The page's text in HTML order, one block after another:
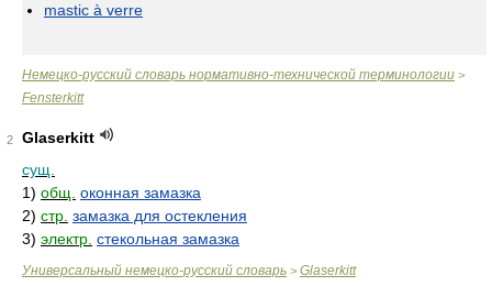
mastic à verre
Немецко-русский словарь нормативно-технической терминологии >
Fensterkitt
2
Glaserkitt
сущ.
1) общ. оконная замазка
2) стр. замазка для остекления
3) электр. стекольная замазка
Универсальный немецко-русский словарь > Glaserkitt